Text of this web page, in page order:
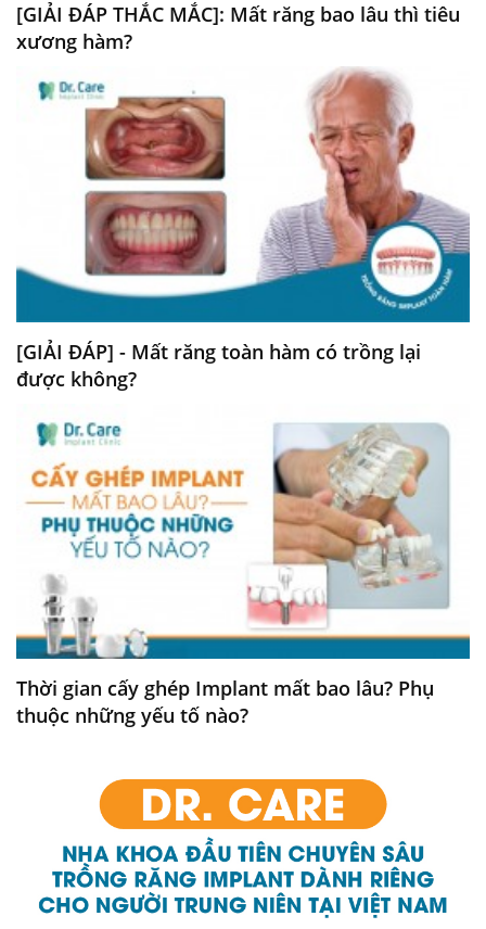
[GIẢI ĐÁP THẮC MẮC]: Mất răng bao lâu thì tiêu
xương hàm?
[GIẢI ĐÁP] - Mất răng toàn hàm có trồng lại
được không?
Thời gian cấy ghép Implant mất bao lâu? Phụ
thuộc những yếu tố nào?